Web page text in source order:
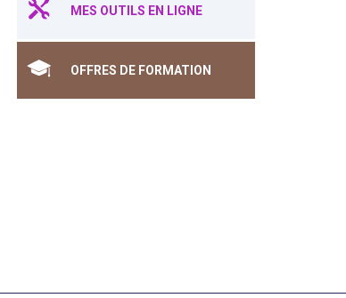
MES OUTILS EN LIGNE
OFFRES DE FORMATION